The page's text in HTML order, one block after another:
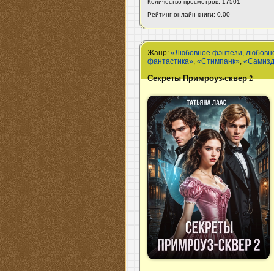
Количество просмотров: 17501
Рейтинг онлайн книги: 0.00
Жанр:«Любовное фэнтези,
фантастика»,«Стимпанк»,
Секреты Примроуз-сквер 2